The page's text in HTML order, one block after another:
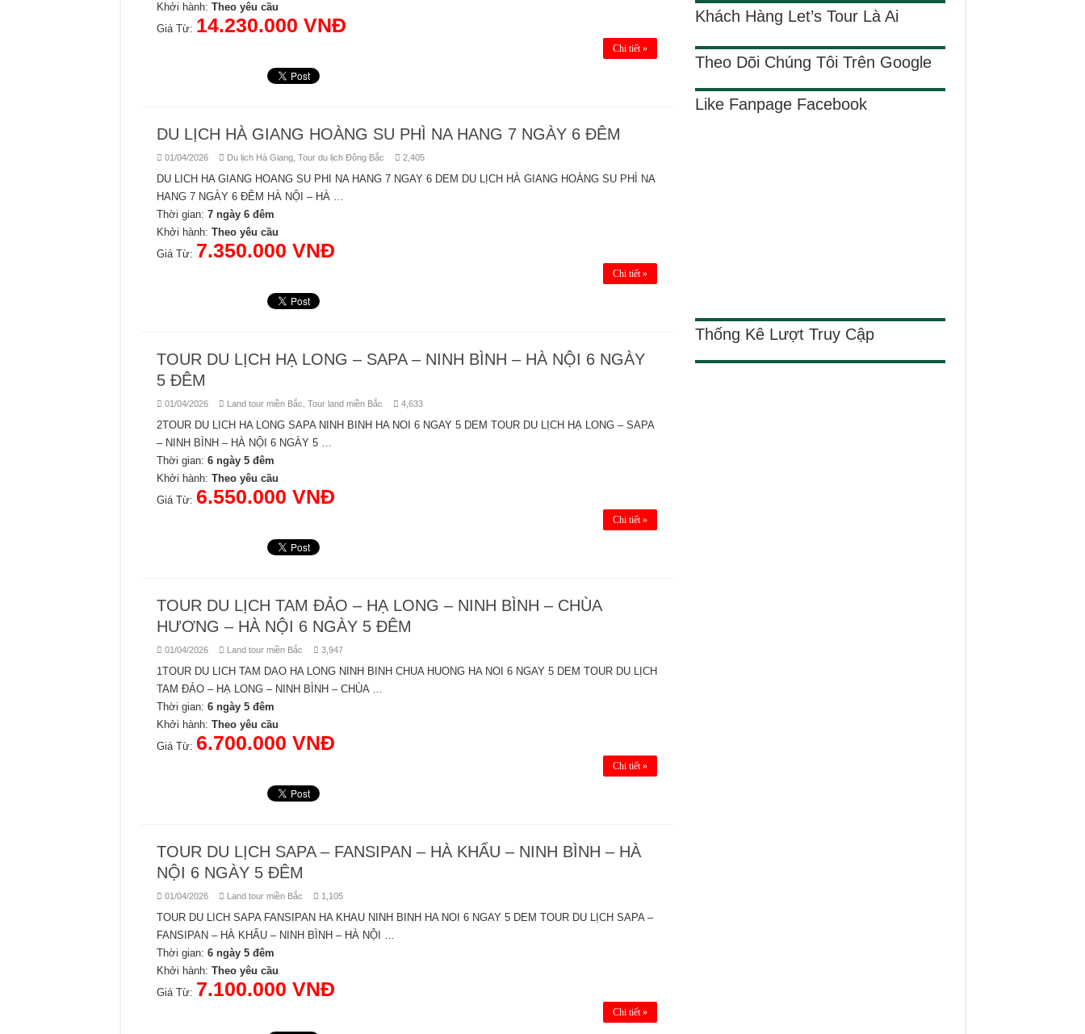
Khởi hành: Theo yêu cầu
Giá Từ: 14.230.000 VNĐ
Chi tiết »
DU LỊCH HÀ GIANG HOÀNG SU PHÌ NA HANG 7 NGÀY 6 ĐÊM
01/04/2026 Du lịch Hà Giang, Tour du lịch Đông Bắc 2,405
DU LICH HA GIANG HOANG SU PHI NA HANG 7 NGAY 6 DEM DU LỊCH HÀ GIANG HOÀNG SU PHÌ NA
HANG 7 NGÀY 6 ĐÊM HÀ NỘI – HÀ …
Thời gian: 7 ngày 6 đêm
Khởi hành: Theo yêu cầu
Giá Từ: 7.350.000 VNĐ
Chi tiết »
TOUR DU LỊCH HẠ LONG – SAPA – NINH BÌNH – HÀ NỘI 6 NGÀY
5 ĐÊM
01/04/2026 Land tour miền Bắc Tour land miền Bắc 4,633
2TOUR DU LICH HA LONG SAPA NINH BINH HA NOI 6 NGAY 5 DEM TOUR DU LỊCH HẠ LONG – SAPA
– NINH BÌNH – HÀ NỘI 6 NGÀY 5 …
Thời gian: 6 ngày 5 đêm
Khởi hành: Theo yêu cầu
Giá Từ: 6.550.000 VNĐ
Chi tiết »
TOUR DU LỊCH TAM ĐẢO – HẠ LONG – NINH BÌNH – CHÙA
HƯƠNG – HÀ NỘI 6 NGÀY 5 ĐÊM
01/04/2026 Land tour miền Bắc 3,947
1TOUR DU LICH TAM DAO HA LONG NINH BINH CHUA HUONG HA NOI 6 NGAY 5 DEM TOUR DU LỊCH
TAM ĐẢO – HẠ LONG – NINH BÌNH – CHÙA …
Thời gian: 6 ngày 5 đêm
Khởi hành: Theo yêu cầu
Giá Từ: 6.700.000 VNĐ
Chi tiết »
TOUR DU LỊCH SAPA – FANSIPAN – HÀ KHẨU – NINH BÌNH – HÀ
NỘI 6 NGÀY 5 ĐÊM
01/04/2026 Land tour miền Bắc 1,105
TOUR DU LICH SAPA FANSIPAN HA KHAU NINH BINH HA NOI 6 NGAY 5 DEM TOUR DU LỊCH SAPA –
FANSIPAN – HÀ KHẨU – NINH BÌNH – HÀ NỘI …
Thời gian: 6 ngày 5 đêm
Khởi hành: Theo yêu cầu
Giá Từ: 7.100.000 VNĐ
Chi tiết »
Khách Hàng Let’s Tour Là Ai
Theo Dõi Chúng Tôi Trên Google
Like Fanpage Facebook
Thống Kê Lượt Truy Cập